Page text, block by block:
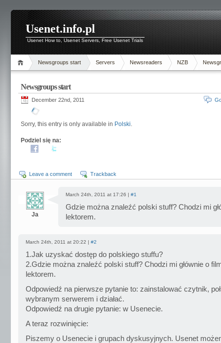
Usenet.info.pl
Usenet How to, Usenet Servers, Free Usenet Trials
Newsgroups start Servers Newsreaders NZB
Newsgroups start
December 22nd, 2011
Sorry, this entry is only available in Polski.
Podziel się na:
Leave a comment Trackback
Ja
March 24th, 2011 at 17:26 | #1
Gdzie można znaleźć polski stuff? Chodzi mi
lektorem.
March 24th, 2011 at 20:22 | #2
1.Jak uzyskać dostęp do polskiego stuffu?
2.Gdzie można znaleźć polski stuff? Chodzi mi głównie o
lektorem.
Odpowiedź na pierwsze pytanie to: zainstalować czytnik,
wybranym serwerem i działać.
Odpowiedź na drugie pytanie: w Usenecie.
A teraz rozwinięcie:
Piszemy o Usenecie i grupach dyskusyjnych. Usenet